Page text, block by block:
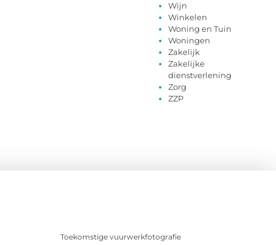
Wijn
Winkelen
Woning en Tuin
Woningen
Zakelijk
Zakelijke
dienstverlening
Zorg
ZZP
Toekomstige vuurwerkfotografie